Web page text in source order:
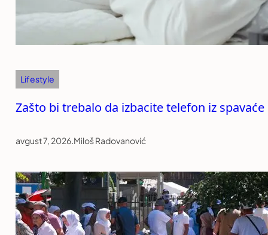
Lifestyle
Zašto bi trebalo da izbacite telefon iz
avgust 7, 2026.Miloš Radovanović